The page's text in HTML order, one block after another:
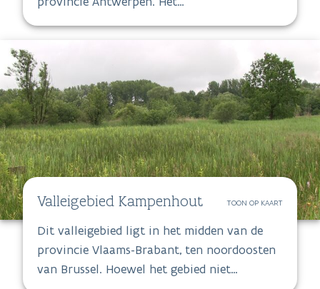
Antwerpen.
Turnhouts vennengebied TOON OP KAART
De Turnhoutse vennen bevinden zich in de
provincie Antwerpen. Het
habitatrichtlijngebied bestaat uit zestien
deelgebieden in zes gemeenten.